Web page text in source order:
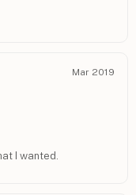
Mar 2019
I wanted.